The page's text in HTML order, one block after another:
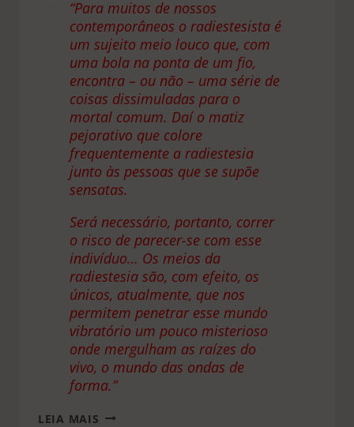
“Para muitos de nossos
contemporâneos o radiestesista é
um sujeito meio louco que, com
uma bola na ponta de um fio,
encontra – ou não – uma série de
coisas dissimuladas para o
mortal comum. Daí o matiz
pejorativo que colore
frequentemente a radiestesia
junto às pessoas que se supõe
sensatas.
Será necessário, portanto, correr
o risco de parecer-se com esse
indivíduo… Os meios da
radiestesia são, com efeito, os
únicos, atualmente, que nos
permitem penetrar esse mundo
vibratório um pouco misterioso
onde mergulham as raízes do
vivo, o mundo das ondas de
forma.”
LEIA MAIS O